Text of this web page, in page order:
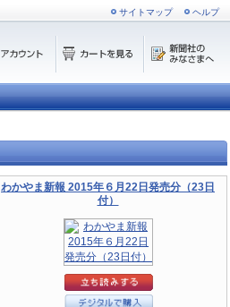
サイトマップ ヘルプ
わかやま新報 2015年６月22日発売分（23日
付）